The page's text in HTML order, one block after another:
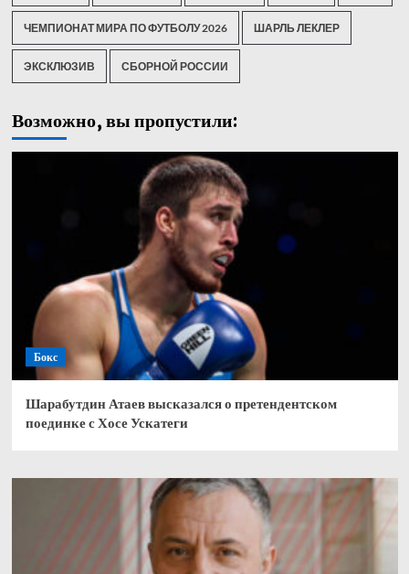
ЧЕМПИОНАТ МИРА ПО ФУТБОЛУ 2026 ШАРЛЬ ЛЕКЛЕР
ЭКСКЛЮЗИВ СБОРНОЙ РОССИИ
Возможно, вы пропустили:
Бокс
Шарабутдин Атаев высказался о претендентском
поединке с Хосе Ускатеги